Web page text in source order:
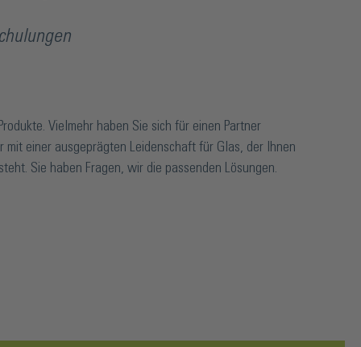
Vielmehr haben Sie sich für einen Partner
mit einer ausgeprägten Leidenschaft für Glas, der Ihnen
Sie haben Fragen, wir die passenden Lösungen.